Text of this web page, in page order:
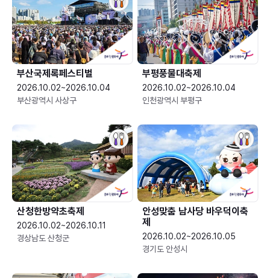
부산국제록페스티벌
2026.10.02~2026.10.04
부산광역시 사상구
부평풍물대축제
2026.10.02~2026.10.04
인천광역시 부평구
산청한방약초축제
2026.10.02~2026.10.11
경상남도 산청군
안성맞춤 남사당 바우덕이축
제
2026.10.02~2026.10.05
경기도 안성시